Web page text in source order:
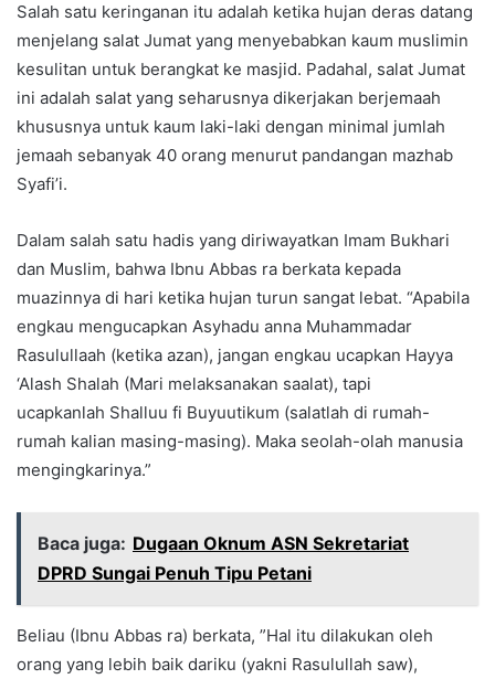
Salah satu keringanan itu adalah ketika hujan deras datang
menjelang salat Jumat yang menyebabkan kaum muslimin
kesulitan untuk berangkat ke masjid. Padahal, salat Jumat
ini adalah salat yang seharusnya dikerjakan berjemaah
khususnya untuk kaum laki-laki dengan minimal jumlah
jemaah sebanyak 40 orang menurut pandangan mazhab
Syafi’i.
Dalam salah satu hadis yang diriwayatkan Imam Bukhari
dan Muslim, bahwa Ibnu Abbas ra berkata kepada
muazinnya di hari ketika hujan turun sangat lebat. “Apabila
engkau mengucapkan Asyhadu anna Muhammadar
Rasulullaah (ketika azan), jangan engkau ucapkan Hayya
‘Alash Shalah (Mari melaksanakan saalat), tapi
ucapkanlah Shalluu fi Buyuutikum (salatlah di rumah-
rumah kalian masing-masing). Maka seolah-olah manusia
mengingkarinya.”
Baca juga: Dugaan Oknum ASN Sekretariat
DPRD Sungai Penuh Tipu Petani
Beliau (Ibnu Abbas ra) berkata, ”Hal itu dilakukan oleh
orang yang lebih baik dariku (yakni Rasulullah saw),